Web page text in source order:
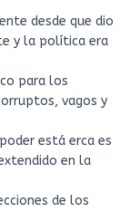
desde que dio
y la política era
para los
vagos y
está erca es
en la
de los